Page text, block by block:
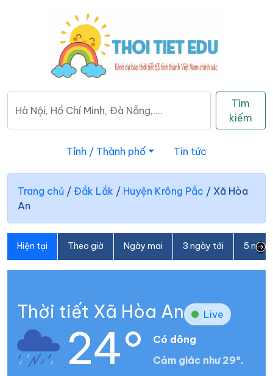
Tìm
kiếm
Tỉnh / Thành phố Tin tức
Trang chủ / Đắk Lắk / Huyện Krông Pắc / Xã Hòa
An
Hiện tại Theo giờ Ngày mai 3 ngày tới 5
Thời tiết Xã Hòa An Live
24°
Có dông
Cảm giác như 29°.